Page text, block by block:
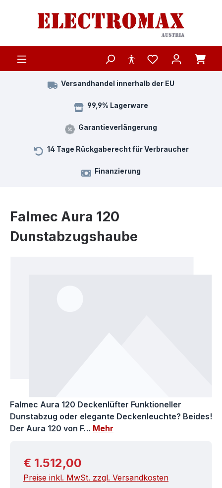
Zum Hauptinhalt springen
Versandhandel innerhalb der EU
99,9% Lagerware
Garantieverlängerung
14 Tage Rückgaberecht für Verbraucher
Finanzierung
Falmec Aura 120
Dunstabzugshaube
Falmec Aura 120 Deckenlüfter Funktioneller
Dunstabzug oder elegante Deckenleuchte? Beides!
Der Aura 120 von F… Mehr
Regulärer Preis:
€ 1.512,00
Preise inkl. MwSt. zzgl. Versandkosten